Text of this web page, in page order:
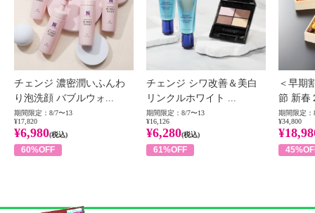
チェンジ 濃密潤いふんわ
り泡洗顔 バブルウォ...
期間限定：8/7〜13
¥17,820
¥6,980(税込)
60%OFF
チェンジ シワ改善＆美白
リンクルホワイト ...
期間限定：8/7〜13
¥16,126
¥6,280(税込)
61%OFF
＜早期
節 新春
期間限定：
¥34,800